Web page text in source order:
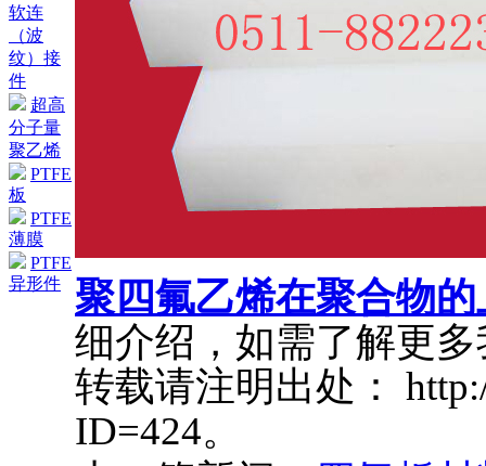
软连
（波
纹）接
件
超高
分子量
聚乙烯
PTFE
板
PTFE
薄膜
PTFE
异形件
聚四氟乙烯在聚合物
细介绍，如需了解更
转载请注明出处：
ID=424。